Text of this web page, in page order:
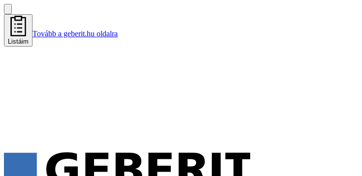
Listáim
Tovább a geberit.hu oldalra